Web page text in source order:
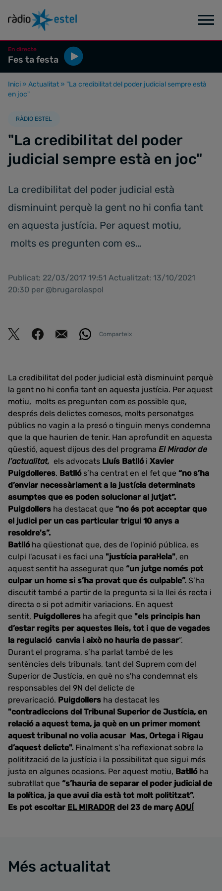
En directe
Fes ta festa
Inici » Actualitat » "La credibilitat del poder judicial sempre està
en joc"
RÀDIO ESTEL
"La credibilitat del poder
judicial sempre està en joc"
La credibilitat del poder judicial està
disminuint perquè la gent no hi confia tant
en aquesta justícia. Per aquest motiu,
molts es pregunten com es…
Publicat: 22/03/2017 19:51 Actualitzat: 13/10/2021
20:30 per @brugarolaspol
Comparteix
La credibilitat del poder judicial està disminuint perquè
la gent no hi confia tant en aquesta justícia. Per aquest
motiu, molts es pregunten com es possible que,
després dels delictes comesos, molts personatges
públics no vagin a la presó o tinguin menys condemna
que la que haurien de tenir. Han aprofundit en aquesta
qüestió, aquest dijous des del programa El Mirador de
l’actualitat, els advocats Lluís Batlló i Xavier
Puigdolleres. Batllós’ha centrat en el fet que “no s’ha
d’enviar necessàriament a la justícia determinats
asumptes que es poden solucionar al jutjat”.
Puigdollers ha destacat que “no és pot acceptar que
el judici per un cas particular trigui 10 anys a
resoldre's”.
Batlló ha qüestionat que, des de l'opinió pública, es
culpi l'acusat i es faci una "justícia paral·lela", en
aquest sentit ha assegurat que “un jutge només pot
culpar un home si s’ha provat que és culpable”. S’ha
discutit també a partir de la pregunta si la llei és recta i
directa o si pot admitir variacions. En aquest
sentit, Puigdolleres ha afegit que "els principis han
d’estar regits per aquestes lleis, tot i que de vegades
la regulació canvia i això no hauria de passar”.
Durant el programa, s’ha parlat també de les
sentències dels tribunals, tant del Suprem com del
Superior de Justícia, en què no s'ha condemnat els
responsables del 9N del delicte de
prevaricació. Puigdollers ha destacat les
"contradiccions del Tribunal Superior de Justícia, en
relació a aquest tema, ja què en un primer moment
aquest tribunal no volia acusar Mas, Ortega i Rigau
d’aquest delicte". Finalment s’ha reflexionat sobre la
politització de la justícia i la possibilitat que sigui més
justa en algunes ocasions. Per aquest motiu, Batllóha
subratllat que “s’hauria de separar el poder judicial de
la política, ja que avui dia està tot molt polititzat”.
Es pot escoltar EL MIRADOR del 23 de març AQUÍ
Més actualitat